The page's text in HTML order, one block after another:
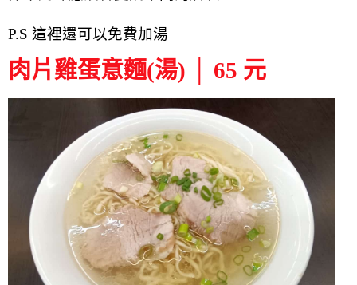
P.S 這裡還可以免費加湯
肉片雞蛋意麵(湯) │ 65 元